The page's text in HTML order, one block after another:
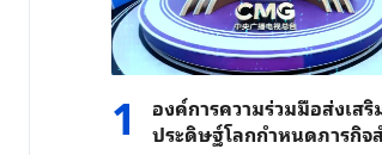
1
องค์การความร่วมมือส่งเส
ประดิษฐ์โลกกำหนดภารกิ